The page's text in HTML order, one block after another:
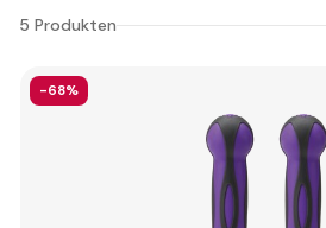
5 Produkten
-68%